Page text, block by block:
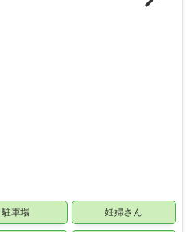
駐車場 妊婦さん